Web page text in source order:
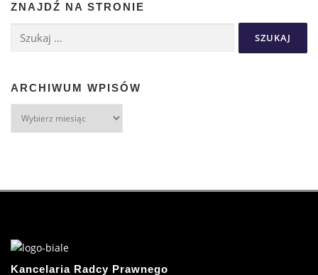
ZNAJDŹ NA STRONIE
ARCHIWUM WPISÓW
Kancelaria Radcy Prawnego